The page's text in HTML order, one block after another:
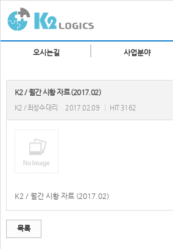
오시는길 사업분야
K2 / 월간 시황 자료 (2017.02)
K2 / 최성수 대리 2017.02.09 HIT 3162
K2 / 월간 시황 자료 (2017.02)
목록